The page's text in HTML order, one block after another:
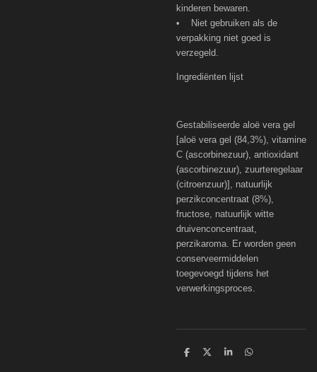
kinderen bewaren.
• Niet gebruiken als de
verpakking niet goed is
verzegeld.
Ingrediënten lijst
Gestabiliseerde aloë vera gel
[aloë vera gel (84,3%), vitamine
C (ascorbinezuur), antioxidant
(ascorbinezuur), zuurteregelaar
(citroenzuur)], natuurlijk
perzikconcentraat (8%),
fructose, natuurlijk witte
druivenconcentraat,
perzikaroma. Er worden geen
conserveermiddelen
toegevoegd tijdens het
verwerkingsproces.
D
D
S
D